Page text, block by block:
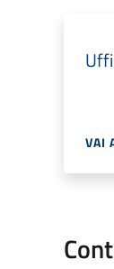
VAI